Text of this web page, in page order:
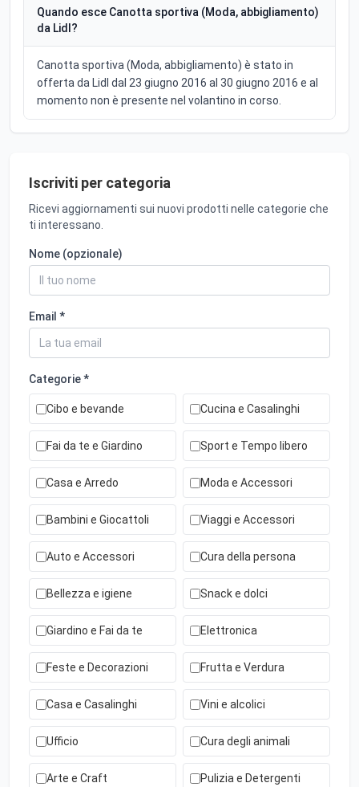
Quando esce Canotta sportiva (Moda, abbigliamento)
da Lidl?
Canotta sportiva (Moda, abbigliamento) è stato in
offerta da Lidl dal 23 giugno 2016 al 30 giugno 2016 e al
momento non è presente nel volantino in corso.
Iscriviti per categoria
Ricevi aggiornamenti sui nuovi prodotti nelle categorie che
ti interessano.
Nome (opzionale)
Email *
Categorie *
Cibo e bevande Cucina e Casalinghi
Fai da te e Giardino Sport e Tempo libero
Casa e Arredo Moda e Accessori
Bambini e Giocattoli Viaggi e Accessori
Auto e Accessori Cura della persona
Bellezza e igiene Snack e dolci
Giardino e Fai da te Elettronica
Feste e Decorazioni Frutta e Verdura
Casa e Casalinghi Vini e alcolici
Ufficio Cura degli animali
Arte e Craft Pulizia e Detergenti